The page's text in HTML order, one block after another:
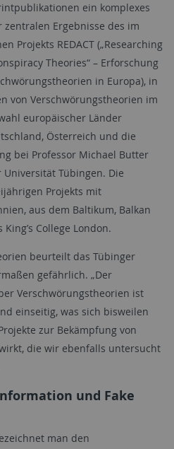
ein komplexes
zentralen Ergebnisse des im
Projekts REDACT („Researching
Theories“– Erforschung
in Europa), in
von Verschwörungstheorien im
europäischer Länder
Österreich und die
bei Professor Michael Butter
Tübingen. Die
Projekts mit
aus dem Baltikum, Balkan
King’s College London.
beurteilt das Tübinger
gefährlich. „Der
Verschwörungstheorien ist
einseitig, was sich bisweilen
zur Bekämpfung von
die wir ebenfalls untersucht
und Fake
man den